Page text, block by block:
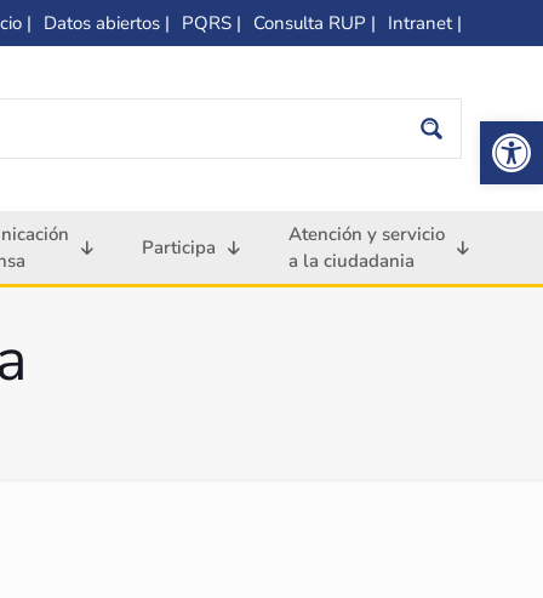
| Datos abiertos | PQRS | Consulta RUP | Intranet |
Participa
Atención y servicio
a la ciudadania